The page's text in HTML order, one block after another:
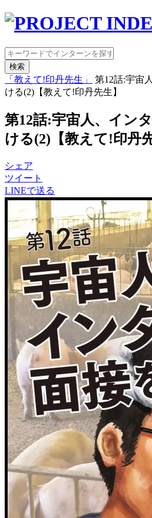
検索
「教えて!印丹先生」
第12話:宇宙
ける(2)【教えて!印丹先生】
第12話:宇宙人、イン
ける(2)【教えて!印丹先
シェア
ツイート
LINEで送る